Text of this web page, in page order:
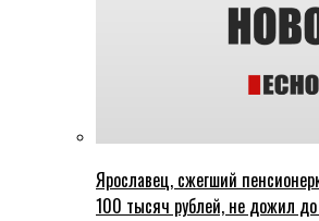
Ярославец, сжегший
100 тысяч рублей, не дожил до